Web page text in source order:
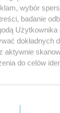
wybór
badanie
dokładnych
aktywnie
do celów
przycisk